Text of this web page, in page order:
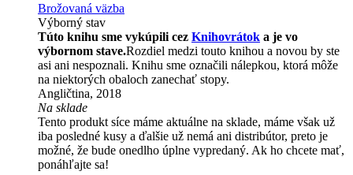
Brožovaná väzba
Výborný stav
Túto knihu sme vykúpili cez Knihovrátok a je vo
výbornom stave.Rozdiel medzi touto knihou a novou by ste
asi ani nespoznali. Knihu sme označili nálepkou, ktorá môže
na niektorých obaloch zanechať stopy.
Angličtina, 2018
Na sklade
Tento produkt síce máme aktuálne na sklade, máme však už
iba posledné kusy a ďalšie už nemá ani distribútor, preto je
možné, že bude onedlho úplne vypredaný. Ak ho chcete mať,
ponáhľajte sa!